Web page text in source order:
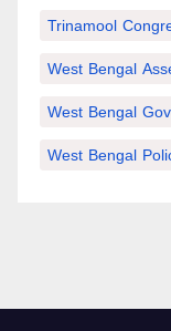
Trinamool
West Bengal
West Bengal
West Bengal